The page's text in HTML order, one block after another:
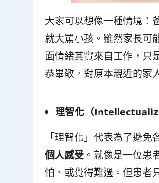
大家可以想像一種情境：
就大罵小孩。雖然家長可
面情緒其實來自工作，只
恭畢敬，對原本親近的家
理智化（
「理智化」代表為了避
個人感受 。就像是一位患
怕、或覺得難過。但患者